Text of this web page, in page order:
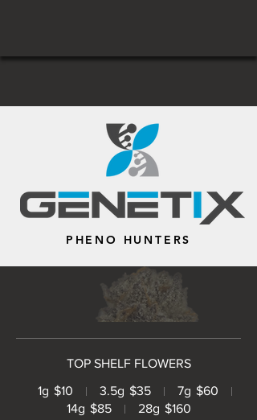
PHENO HUNTERS
TOP SHELF FLOWERS
1g $10 3.5g $35 7g $60
14g $85 28g $160